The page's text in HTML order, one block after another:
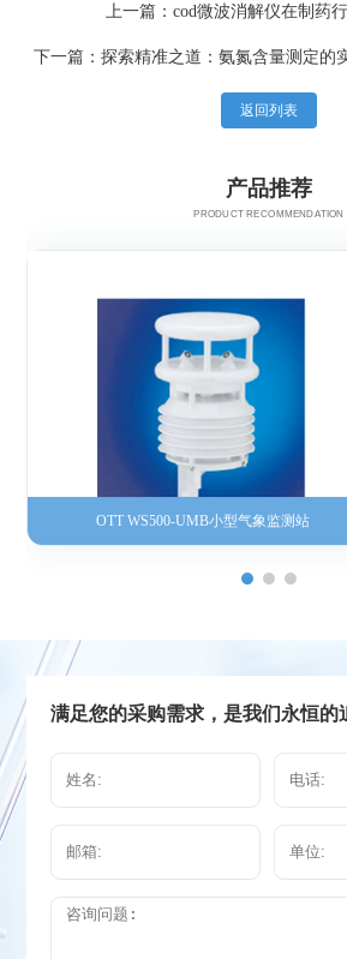
上一篇：cod微波消解仪在制药
下一篇：探索精准之道：氨氮含量测定的
返回列表
产品推荐
PRODUCT RECOMMENDATION
OTT WS500-UMB小型气象监测站
满足您的采购需求，是我们永恒的